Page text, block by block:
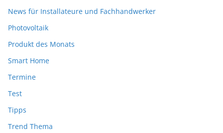
News für Installateure und Fachhandwerker
Photovoltaik
Produkt des Monats
Smart Home
Termine
Test
Tipps
Trend Thema